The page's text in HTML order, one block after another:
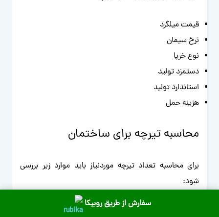
قیمت میلگرد
نرخ سیمان
نوع خرپا
دستمزد تولید
استاندارد تولید
هزینه حمل
محاسبه تیرچه برای ساختمان
برای محاسبه تعداد تیرچه موردنیاز باید موارد زیر بررسی
شود:
سفارش از طریق روبیکا